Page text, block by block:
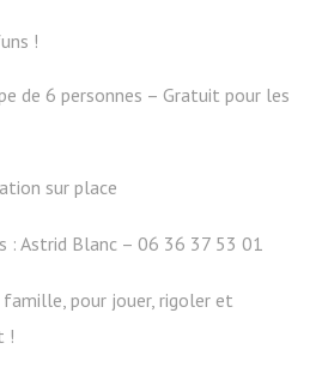
!
de 6 personnes – Gratuit pour les
sur place
: Astrid Blanc – 06 36 37 53 01
pour jouer, rigoler et
!